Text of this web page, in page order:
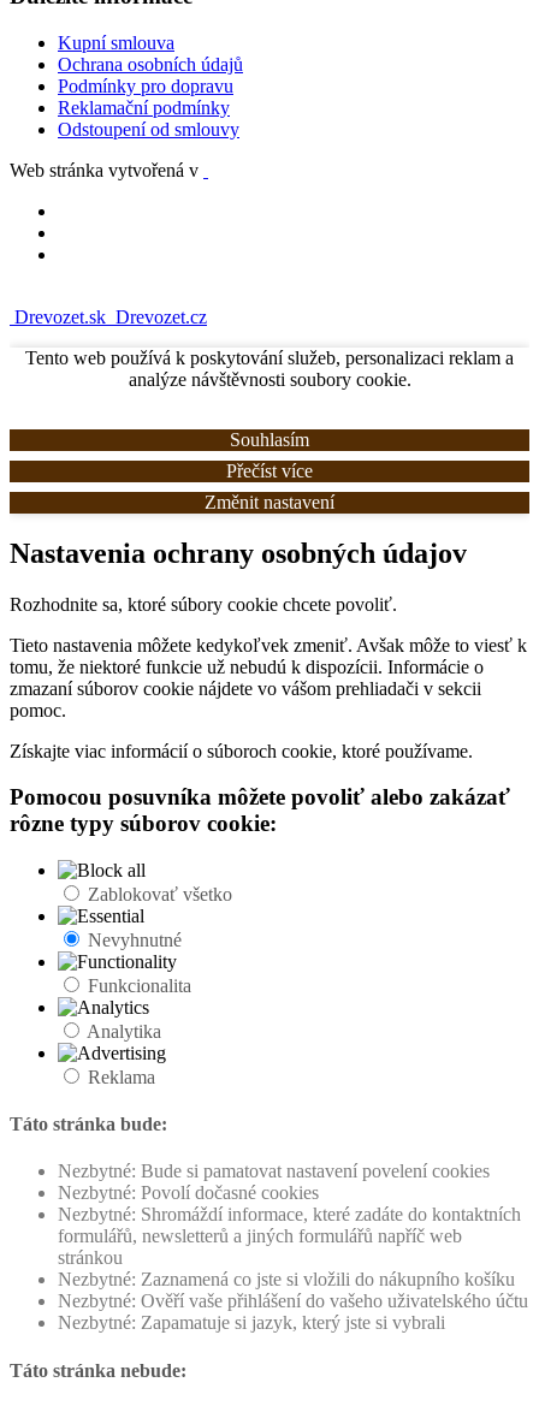
Kupní smlouva
Ochrana osobních údajů
Podmínky pro dopravu
Reklamační podmínky
Odstoupení od smlouvy
Web stránka vytvořená v
Drevozet.sk Drevozet.cz
Tento web používá k poskytování služeb, personalizaci reklam a
analýze návštěvnosti soubory cookie.
Souhlasím
Přečíst více
Změnit nastavení
Nastavenia ochrany osobných údajov
Rozhodnite sa, ktoré súbory cookie chcete povoliť.
Tieto nastavenia môžete kedykoľvek zmeniť. Avšak môže to viesť k
tomu, že niektoré funkcie už nebudú k dispozícii. Informácie o
zmazaní súborov cookie nájdete vo vášom prehliadači v sekcii
pomoc.
Získajte viac informácií o súboroch cookie, ktoré používame.
Pomocou posuvníka môžete povoliť alebo zakázať
rôzne typy súborov cookie:
Zablokovať všetko
Nevyhnutné
Funkcionalita
Analytika
Reklama
Táto stránka bude:
Nezbytné: Bude si pamatovat nastavení povelení cookies
Nezbytné: Povolí dočasné cookies
Nezbytné: Shromáždí informace, které zadáte do kontaktních
formulářů, newsletterů a jiných formulářů napříč web
stránkou
Nezbytné: Zaznamená co jste si vložili do nákupního košíku
Nezbytné: Ověří vaše přihlášení do vašeho uživatelského účtu
Nezbytné: Zapamatuje si jazyk, který jste si vybrali
Táto stránka nebude: